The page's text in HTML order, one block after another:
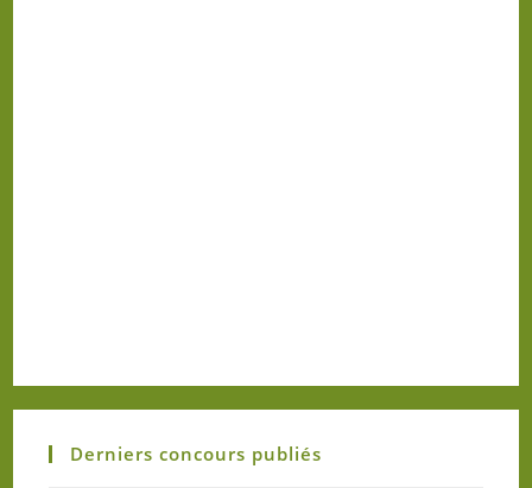
Derniers concours publiés